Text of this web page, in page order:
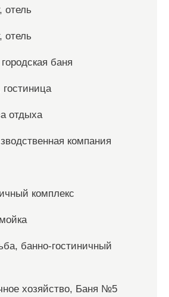
отель
отель
баня
отдыха
компания
комплекс
банно-гостиничный
хозяйство, Баня №5